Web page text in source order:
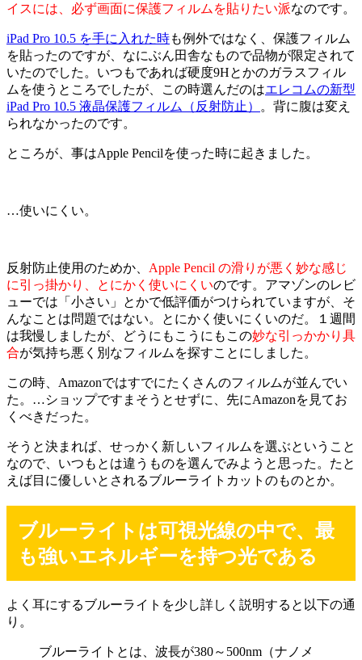
イスには、必ず画面に保護フィルムを貼りたい派なのです。
iPad Pro 10.5 を手に入れた時も例外ではなく、保護フィルム
を貼ったのですが、なにぶん田舎なもので品物が限定されて
いたのでした。いつもであれば硬度9Hとかのガラスフィル
ムを使うところでしたが、この時選んだのはエレコムの新型
iPad Pro 10.5 液晶保護フィルム（反射防止）
。背に腹は変え
られなかったのです。
ところが、事はApple Pencilを使った時に起きました。
…使いにくい。
反射防止使用のためか、 Apple Pencil の滑りが悪く妙な感じ
に引っ掛かり、とにかく使いにくいのです。アマゾンのレビ
ューでは「小さい」とかで低評価がつけられていますが、そ
んなことは問題ではない。とにかく使いにくいのだ。１週間
は我慢しましたが、どうにもこうにもこの妙な引っかかり具
合が気持ち悪く別なフィルムを探すことにしました。
この時、Amazonではすでにたくさんのフィルムが並んでい
た。…ショップですまそうとせずに、先にAmazonを見てお
くべきだった。
そうと決まれば、せっかく新しいフィルムを選ぶということ
なので、いつもとは違うものを選んでみようと思った。たと
えば目に優しいとされるブルーライトカットのものとか。
ブルーライトは可視光線の中で、最
も強いエネルギーを持つ光である
よく耳にするブルーライトを少し詳しく説明すると以下の通
り。
ブルーライトとは、波長が380～500nm（ナノメ